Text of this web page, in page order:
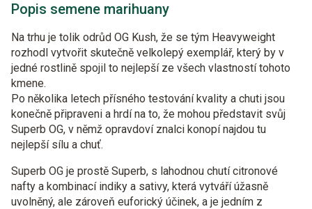
Popis semene marihuany
Na trhu je tolik odrůd OG Kush, že se tým Heavyweight
rozhodl vytvořit skutečně velkolepý exemplář, který by v
jedné rostlině spojil to nejlepší ze všech vlastností tohoto
kmene.
Po několika letech přísného testování kvality a chuti jsou
konečně připraveni a hrdí na to, že mohou představit svůj
Superb OG, v němž opravdoví znalci konopí najdou tu
nejlepší sílu a chuť.
Superb OG je prostě Superb, s lahodnou chutí citronové
nafty a kombinací indiky a sativy, která vytváří úžasně
uvolněný, ale zároveň euforický účinek, a je jedním z